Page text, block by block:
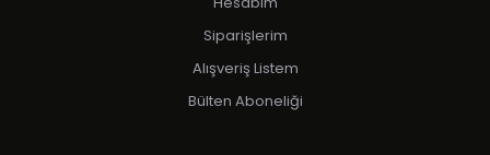
Siparişlerim
Alışveriş Listem
Bülten Aboneliği